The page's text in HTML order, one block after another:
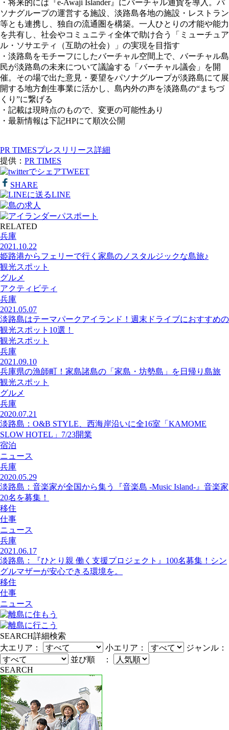
・将来的には『e-Awaji Islander』にバーチャル通貨を導入。パ
ソナグループの運営する施設、淡路島各地の施設・レストラン
等とも連携し、独自の流通圏を構築。一人ひとりの才能や能力
を共有し、社会やコミュニティ全体で助け合う「ミューチュア
ル・ソサエティ（互助の社会）」の実現を目指す
・淡路島をモチーフにしたバーチャル空間上で、バーチャル島
民が淡路島の未来について議論する「バーチャル議会」を開
催。その場で出た意見・要望をパソナグループが淡路島にて展
開する地方創生事業に活かし、島内外の声を淡路島の“まちづ
くり”に繋げる
・記載は現時点のもので、変更の可能性あり
・最新情報は下記HPにて順次公開
PR TIMESプレスリリース詳細
提供： PR TIMES
TWEET
SHARE
LINE
RELATED
兵庫
2021.10.22
姫路港からフェリーで行く家島のノスタルジックな島旅♪
観光スポット
グルメ
アクティビティ
兵庫
2021.05.07
淡路島はテーマパークアイランド！週末ドライブにおすすめの
観光スポット10選！
観光スポット
兵庫
2021.09.10
兵庫県の漁師町！家島諸島の「家島・坊勢島」を日帰り島旅
観光スポット
グルメ
兵庫
2020.07.21
淡路島：O&B STYLE、西海岸沿いに全16室「KAMOME
SLOW HOTEL」7/23開業
宿泊
ニュース
兵庫
2020.05.29
淡路島：音楽家が全国から集う『音楽島 -Music Island-』音楽家
20名を募集！
移住
仕事
ニュース
兵庫
2021.06.17
淡路島：『ひとり親 働く支援プロジェクト』100名募集！シン
グルマザーが安心できる環境を。
移住
仕事
ニュース
SEARCH詳細検索
大エリア：
小エリア：
ジャンル：
並び順 ：
SEARCH